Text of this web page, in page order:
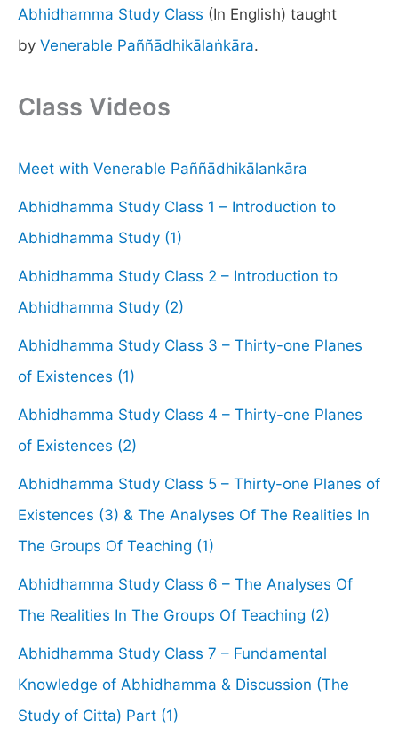
Abhidhamma Study Class (In English) taught
by Venerable Paññādhikālaṅkāra.
Class Videos
Meet with Venerable Paññādhikālankāra
Abhidhamma Study Class 1 – Introduction to
Abhidhamma Study (1)
Abhidhamma Study Class 2 – Introduction to
Abhidhamma Study (2)
Abhidhamma Study Class 3 – Thirty-one Planes
of Existences (1)
Abhidhamma Study Class 4 – Thirty-one Planes
of Existences (2)
Abhidhamma Study Class 5 – Thirty-one Planes of
Existences (3) & The Analyses Of The Realities In
The Groups Of Teaching (1)
Abhidhamma Study Class 6 – The Analyses Of
The Realities In The Groups Of Teaching (2)
Abhidhamma Study Class 7 – Fundamental
Knowledge of Abhidhamma & Discussion (The
Study of Citta) Part (1)